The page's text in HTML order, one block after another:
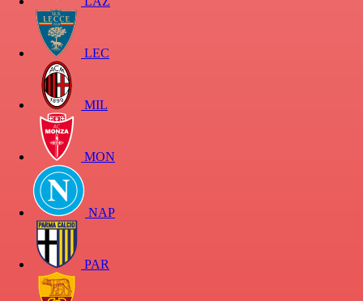
LEC
MIL
MON
NAP
PAR